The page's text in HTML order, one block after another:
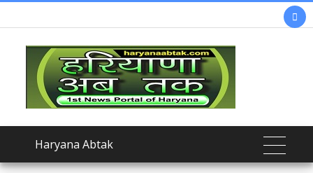

Haryana Abtak